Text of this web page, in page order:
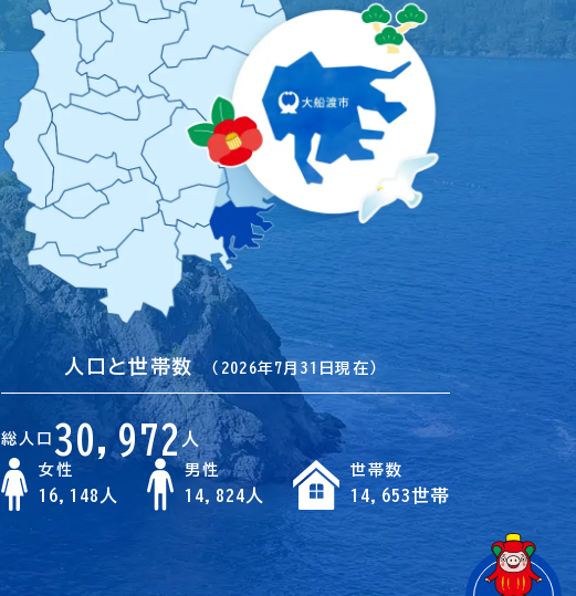
人口と世帯数 （2026年7月31日現在）
総人口 30,972人
女性
16,148人
男性
14,824人
世帯数
14,653世帯